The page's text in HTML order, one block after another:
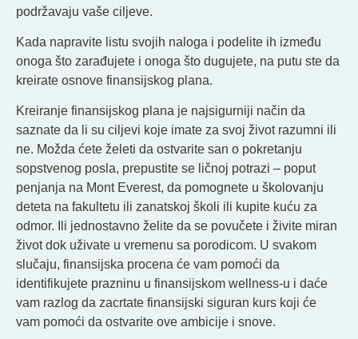
podržavaju vaše ciljeve.
Kada napravite listu svojih naloga i podelite ih između
onoga što zarađujete i onoga što dugujete, na putu ste da
kreirate osnove finansijskog plana.
Kreiranje finansijskog plana je najsigurniji način da
saznate da li su ciljevi koje imate za svoj život razumni ili
ne. Možda ćete želeti da ostvarite san o pokretanju
sopstvenog posla, prepustite se ličnoj potrazi – poput
penjanja na Mont Everest, da pomognete u školovanju
deteta na fakultetu ili zanatskoj školi ili kupite kuću za
odmor. Ili jednostavno želite da se povučete i živite miran
život dok uživate u vremenu sa porodicom. U svakom
slučaju, finansijska procena će vam pomoći da
identifikujete prazninu u finansijskom wellness-u i daće
vam razlog da zacrtate finansijski siguran kurs koji će
vam pomoći da ostvarite ove ambicije i snove.